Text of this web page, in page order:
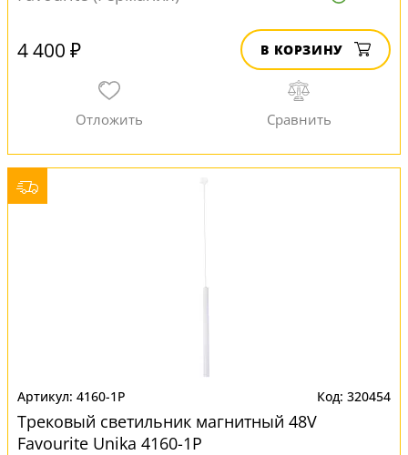
4 400 ₽ В КОРЗИНУ
4160-1P 320454
Трековый светильник магнитный 48V
Favourite Unika 4160-1P